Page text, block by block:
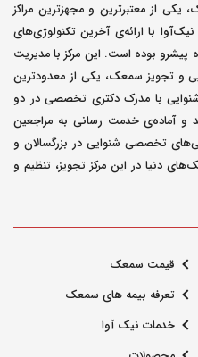
یکی از معتبرترین و مجهزترین مراکز
با ارائه‌ی آخرین تکنولوژی‌های
پیشرو بوده است. این مرکز با مدیریت
و تجویز سمعک، یکی از معدودترین
با مدرک دکتری تخصصی در دو
آماده‌ی خدمت رسانی به مراجعین
تخصصی شنوایی در بزرگسالان و
دنیا در این مرکز تجویز، تنظیم و
قیمت سمعک
تعرفه بیمه های سمعک
خدمات نیک آوا